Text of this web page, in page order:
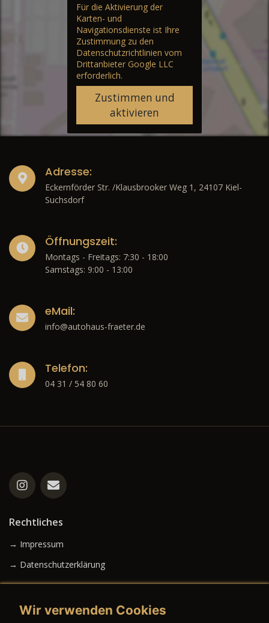
Für die Aktivierung der
Karten- und
Navigationsdienste ist Ihre
Zustimmung zu den
Datenschutzrichtlinien vom
Drittanbieter Google LLC
erforderlich.
Zustimmen und
aktivieren
Adresse:
Eckernförder Str. /Klausbrooker Weg 1, 24107 Kiel-
Suchsdorf
Öffnungszeit:
Montags - Freitags: 7:30 - 18:00
Samstags: 9:00 - 13:00
eMail:
info@autohaus-fraeter.de
Telefon:
04 31 / 54 80 60
Rechtliches
→ Impressum
→ Datenschutzerklärung
Wir verwenden Cookies